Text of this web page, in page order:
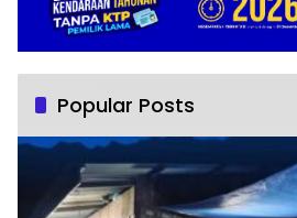
Popular Posts